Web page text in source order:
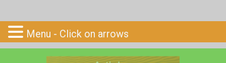
Go-South
Menu - Click on arrows